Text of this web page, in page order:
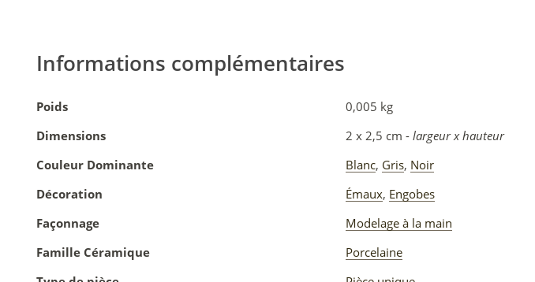
Informations complémentaires
Poids
0,005 kg
Dimensions
2 x 2,5 cm - largeur x hauteur
Couleur Dominante
Blanc, Gris, Noir
Décoration
Émaux, Engobes
Façonnage
Modelage à la main
Famille Céramique
Porcelaine